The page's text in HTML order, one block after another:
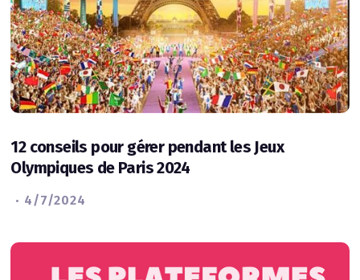
12 conseils pour gérer pendant les Jeux
Olympiques de Paris 2024
· 4/7/2024